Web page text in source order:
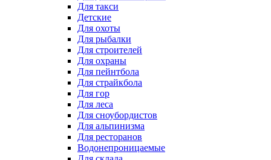
Для такси
Детские
Для охоты
Для рыбалки
Для строителей
Для охраны
Для пейнтбола
Для страйкбола
Для гор
Для леса
Для сноубордистов
Для альпинизма
Для ресторанов
Водонепроницаемые